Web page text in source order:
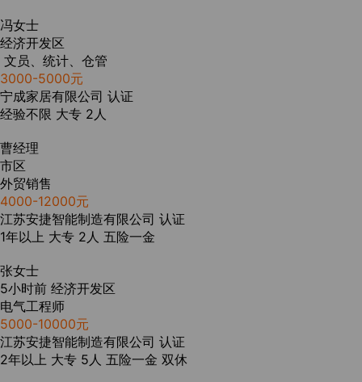
冯女士
经济开发区
文员、统计、仓管
3000-5000元
宁成家居有限公司 认证
经验不限 大专 2人
曹经理
市区
外贸销售
4000-12000元
江苏安捷智能制造有限公司 认证
1年以上 大专 2人 五险一金
张女士
5小时前 经济开发区
电气工程师
5000-10000元
江苏安捷智能制造有限公司 认证
2年以上 大专 5人 五险一金 双休